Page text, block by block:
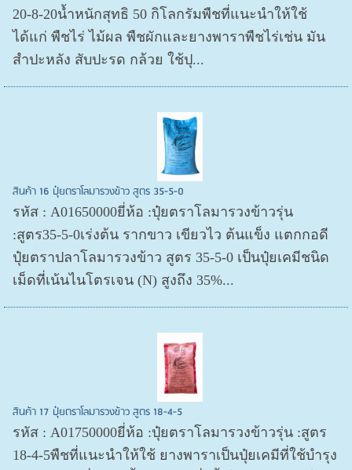
20-8-20น้ำหนักสุทธิ 50 กิโลกรัมพืชที่แนะนำให้ใช้
ได้แก่ พืชไร่ ไม้ผล พืชผักและยางพาราพืชไร่เช่น มัน
สำปะหลัง สับปะรด กล้วย ใช้ปุ...
สินค้า 16 ปุ๋ยตราโลมารวงข้าว สูตร 35-5-0
รหัส : A01650000ยี่ห้อ :ปุ๋ยตราโลมารวงข้าวรุ่น
:สูตร35-5-0เร่งต้น รากขาว เขียวไว ต้นแข็ง แตกกอดี
ปุ๋ยตราปลาโลมารวงข้าว สูตร 35-5-0 เป็นปุ๋ยเคมีชนิด
เม็ดที่เน้นไนโตรเจน (N) สูงถึง 35%...
สินค้า 17 ปุ๋ยตราโลมารวงข้าว สูตร 18-4-5
รหัส : A01750000ยี่ห้อ :ปุ๋ยตราโลมารวงข้าวรุ่น :สูตร
18-4-5พืชที่แนะนำให้ใช้ ยางพาราเป็นปุ๋ยเคมีที่ใช้บำรุง